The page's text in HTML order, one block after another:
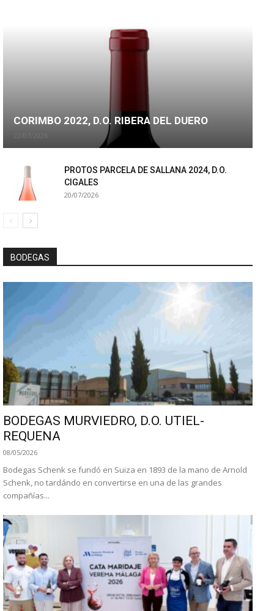
CORIMBO 2022, D.O. RIBERA DEL DUERO
22/07/2026
PROTOS PARCELA DE SALLANA 2024, D.O.
CIGALES
20/07/2026
BODEGAS
BODEGAS MURVIEDRO, D.O. UTIEL-
REQUENA
08/05/2026
Bodegas Schenk se fundó en Suiza en 1893 de la mano de Arnold
Schenk, no tardándo en convertirse en una de las grandes
compañías...